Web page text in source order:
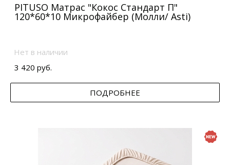
PITUSO Матрас "Кокос Стандарт П"
120*60*10 Микрофайбер (Молли/ Asti)
Нет в наличии
3 420 руб.
ПОДРОБНЕЕ